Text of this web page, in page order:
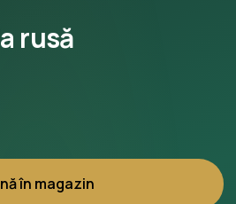
rusă
în magazin